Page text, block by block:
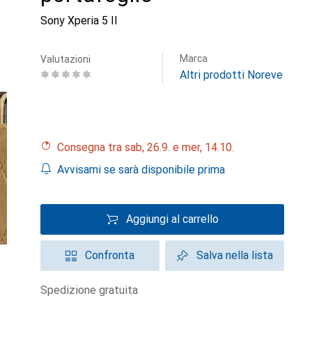
Sony Xperia 5 II
Valutazioni Marca
Altri prodotti Noreve
Consegna tra sab, 26.9. e mer, 14.10.
Avvisami se sarà disponibile prima
Aggiungi al carrello
Confronta Salva nella lista
spedizione gratuita